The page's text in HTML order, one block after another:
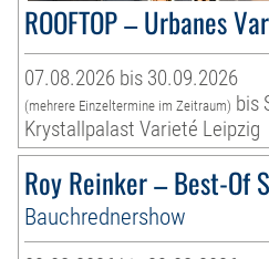
ROOFTOP – Urbanes
07.08.2026 bis 30.09.2026
(mehrere Einzeltermine im Zeitraum) bis
Krystallpalast Varieté Leipzig
Roy Reinker – Best-Of
Bauchrednershow